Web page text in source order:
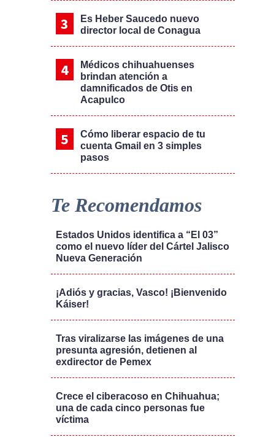
Es Heber Saucedo nuevo
director local de Conagua
Médicos chihuahuenses
brindan atención a
damnificados de Otis en
Acapulco
Cómo liberar espacio de tu
cuenta Gmail en 3 simples
pasos
Te Recomendamos
Estados Unidos identifica a “El 03”
como el nuevo líder del Cártel Jalisco
Nueva Generación
¡Adiós y gracias, Vasco! ¡Bienvenido
Káiser!
Tras viralizarse las imágenes de una
presunta agresión, detienen al
exdirector de Pemex
Crece el ciberacoso en Chihuahua;
una de cada cinco personas fue
víctima